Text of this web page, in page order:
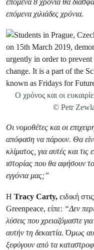
επόμενα χιλιάδες χρόνια.
Ο χρόνος και οι
© Petr
Οι νομοθέτες και οι
απόφαση να πάρουν. Θα
κλίματος, για αυτές και τις
ιστορίας που θα αφήσουν
εγγόνια μας;”
Η Tracy Carty, ειδική
Greenpeace, είπε: “Δεν
λύσεις που χρειαζόμαστε
αυτήν τη δεκαετία. Όμως
ξεφύγουν από τα